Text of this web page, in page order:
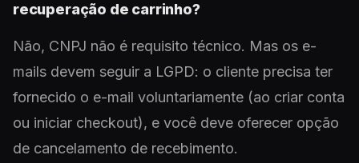
recuperação de carrinho?
Não, CNPJ não é requisito técnico. Mas os e-
mails devem seguir a LGPD: o cliente precisa ter
fornecido o e-mail voluntariamente (ao criar conta
ou iniciar checkout), e você deve oferecer opção
de cancelamento de recebimento.